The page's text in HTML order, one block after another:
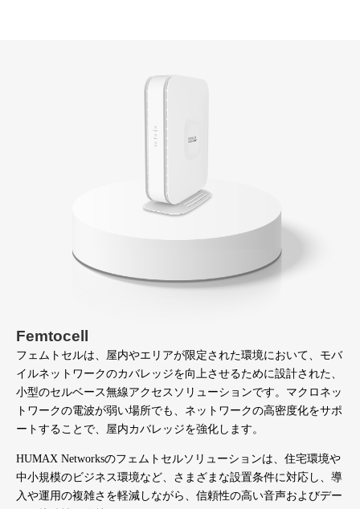
Femtocell
フェムトセルは、屋内やエリアが限定された環境において、モバ
イルネットワークのカバレッジを向上させるために設計された、
小型のセルベース無線アクセスソリューションです。マクロネッ
トワークの電波が弱い場所でも、ネットワークの高密度化をサポ
ートすることで、屋内カバレッジを強化します。
HUMAX Networksのフェムトセルソリューションは、住宅環境や
中小規模のビジネス環境など、さまざまな設置条件に対応し、導
入や運用の複雑さを軽減しながら、信頼性の高い音声およびデー